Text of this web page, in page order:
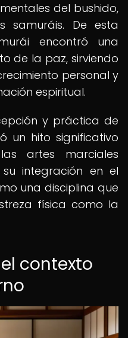
del bushido,
De esta
encontró una
de la paz, sirviendo
personal y
espiritual.
y práctica de
un hito significativo
artes marciales
integración en el
una disciplina que
física como la
contexto